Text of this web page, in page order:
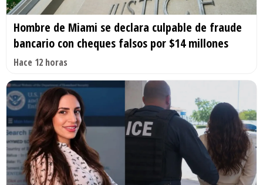
Hombre de Miami se declara culpable de fraude
bancario con cheques falsos por $14 millones
Hace 12 horas